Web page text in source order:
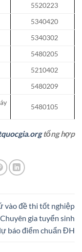
5520223
5340420
5340302
5480205
5210402
5480209
5480105
tổng hợp
vào đề thi tốt nghiệp
gia tuyển sinh
báo điểm chuẩn ĐH